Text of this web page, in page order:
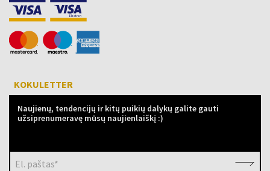
KOKULETTER
Naujienų, tendencijų ir kitų puikių dalykų galite gauti
užsiprenumeravę mūsų naujienlaiškį :)
El. paštas*